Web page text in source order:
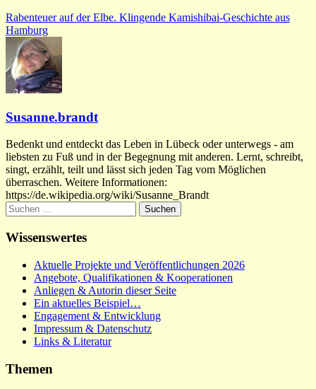
Rabenteuer auf der Elbe. Klingende Kamishibai-Geschichte aus
Hamburg
Susanne.brandt
Bedenkt und entdeckt das Leben in Lübeck oder unterwegs - am
liebsten zu Fuß und in der Begegnung mit anderen. Lernt, schreibt,
singt, erzählt, teilt und lässt sich jeden Tag vom Möglichen
überraschen. Weitere Informationen:
https://de.wikipedia.org/wiki/Susanne_Brandt
Suchen
nach:
Wissenswertes
Aktuelle Projekte und Veröffentlichungen 2026
Angebote, Qualifikationen & Kooperationen
Anliegen & Autorin dieser Seite
Ein aktuelles Beispiel…
Engagement & Entwicklung
Impressum & Datenschutz
Links & Literatur
Themen